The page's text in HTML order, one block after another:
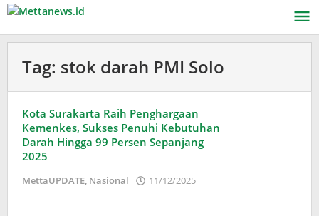
Lewati
konten
Tag: stok darah PMI Solo
Kota Surakarta Raih Penghargaan
Kemenkes, Sukses Penuhi Kebutuhan
Darah Hingga 99 Persen Sepanjang
2025
MettaUPDATE, Nasional 11/12/2025